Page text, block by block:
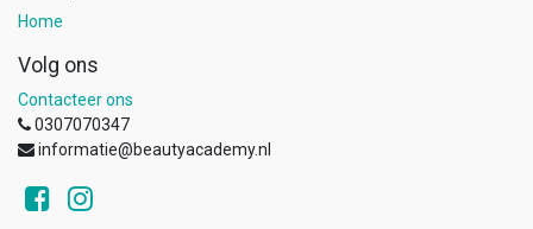
Home
Volg ons
Contacteer ons
0307070347
informatie@beautyacademy.nl